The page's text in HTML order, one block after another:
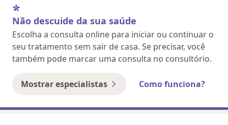
Não descuide da sua saúde
Escolha a consulta online para iniciar ou continuar o
seu tratamento sem sair de casa. Se precisar, você
também pode marcar uma consulta no consultório.
Mostrar especialistas Como funciona?